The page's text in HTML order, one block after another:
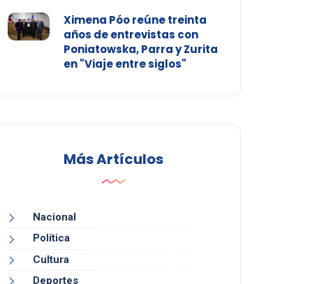
Ximena Póo reúne treinta
años de entrevistas con
Poniatowska, Parra y Zurita
en "Viaje entre siglos"
Más Artículos
Nacional
Política
Cultura
Deportes